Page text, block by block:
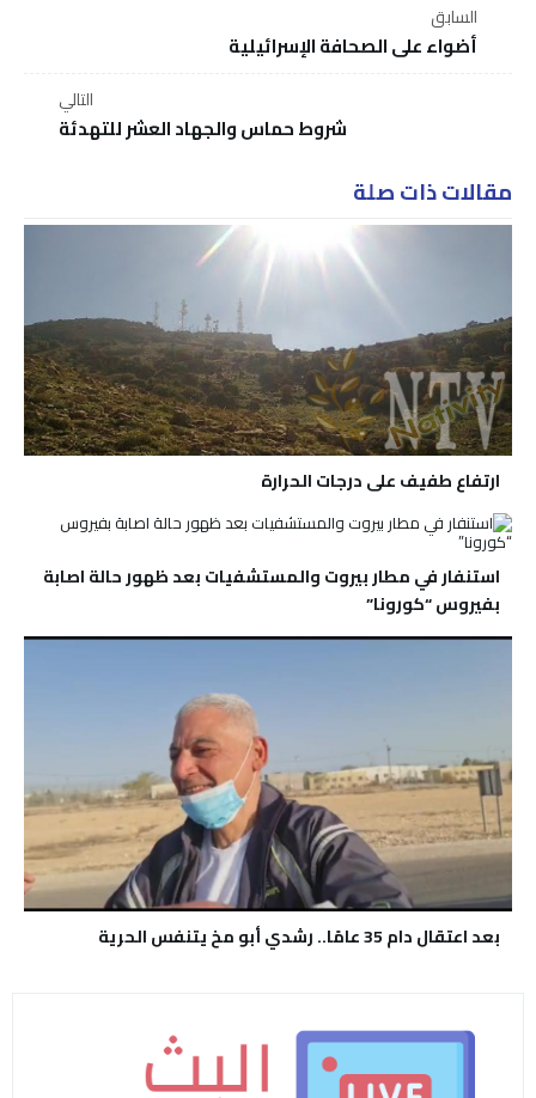
السابق
أضواء على الصحافة الإسرائيلية
التالي
شروط حماس والجهاد العشر للتهدئة
مقالات ذات صلة
ارتفاع طفيف على درجات الحرارة
استنفار في مطار بيروت والمستشفيات بعد ظهور حالة اصابة
بفيروس “كورونا”
بعد اعتقال دام 35 عامًا.. رشدي أبو مخ يتنفس الحرية